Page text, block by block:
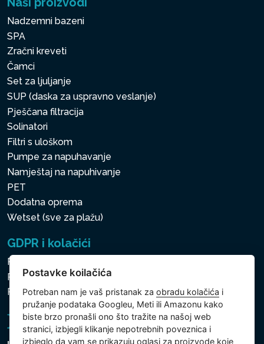
Nadzemni bazeni
SPA
Zračni kreveti
Čamci
Set za ljuljanje
SUP (daska za uspravno veslanje)
Pješčana filtracija
Solinatori
Filtri s uloškom
Pumpe za napuhavanje
Namještaj na napuhivanje
PET
Dodatna oprema
Wetset (sve za plažu)
GDPR i kolačići
Pravila zaštite osobnih i drugih obrađivanih podataka
Politika kolačića
Postavke koilačića
Postavke koilačića
Potreban nam je vaš pristanak zaobradu kolačića i
pružanje podataka Googleu, Meti ili Amazonu kako
biste brzo pronašli ono što tražite na našoj web
stranici, izbjegli klikanje nepotrebnih poveznica i
izbjeglo da vam se prikazuju oglasi za proizvode koje